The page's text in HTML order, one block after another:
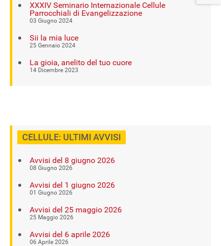
XXXIV Seminario Internazionale Cellule
Parrocchiali di Evangelizzazione
03 Giugno 2024
Sii la mia luce
25 Gennaio 2024
La gioia, anelito del tuo cuore
14 Dicembre 2023
CELLULE: ULTIMI AVVISI
Avvisi del 8 giugno 2026
08 Giugno 2026
Avvisi del 1 giugno 2026
01 Giugno 2026
Avvisi del 25 maggio 2026
25 Maggio 2026
Avvisi del 6 aprile 2026
06 Aprile 2026